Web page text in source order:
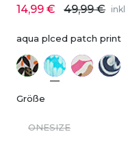
14,99 € 49,99 €
aqua plced patch print
Größe
ONESIZE